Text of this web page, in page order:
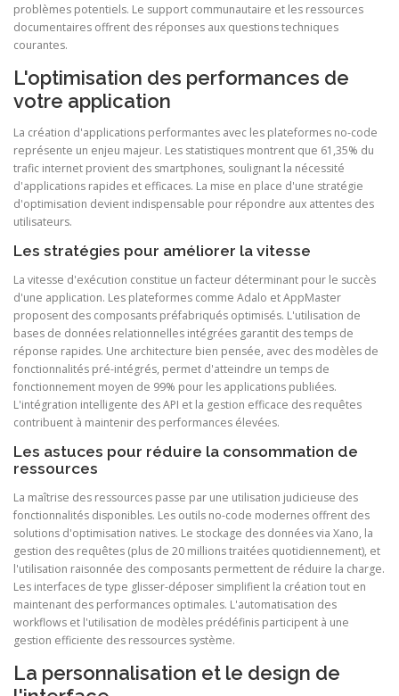
problèmes potentiels. Le support communautaire et les ressources
documentaires offrent des réponses aux questions techniques
courantes.
L'optimisation des performances de
votre application
La création d'applications performantes avec les plateformes no-code
représente un enjeu majeur. Les statistiques montrent que 61,35% du
trafic internet provient des smartphones, soulignant la nécessité
d'applications rapides et efficaces. La mise en place d'une stratégie
d'optimisation devient indispensable pour répondre aux attentes des
utilisateurs.
Les stratégies pour améliorer la vitesse
La vitesse d'exécution constitue un facteur déterminant pour le succès
d'une application. Les plateformes comme Adalo et AppMaster
proposent des composants préfabriqués optimisés. L'utilisation de
bases de données relationnelles intégrées garantit des temps de
réponse rapides. Une architecture bien pensée, avec des modèles de
fonctionnalités pré-intégrés, permet d'atteindre un temps de
fonctionnement moyen de 99% pour les applications publiées.
L'intégration intelligente des API et la gestion efficace des requêtes
contribuent à maintenir des performances élevées.
Les astuces pour réduire la consommation de
ressources
La maîtrise des ressources passe par une utilisation judicieuse des
fonctionnalités disponibles. Les outils no-code modernes offrent des
solutions d'optimisation natives. Le stockage des données via Xano, la
gestion des requêtes (plus de 20 millions traitées quotidiennement), et
l'utilisation raisonnée des composants permettent de réduire la charge.
Les interfaces de type glisser-déposer simplifient la création tout en
maintenant des performances optimales. L'automatisation des
workflows et l'utilisation de modèles prédéfinis participent à une
gestion efficiente des ressources système.
La personnalisation et le design de